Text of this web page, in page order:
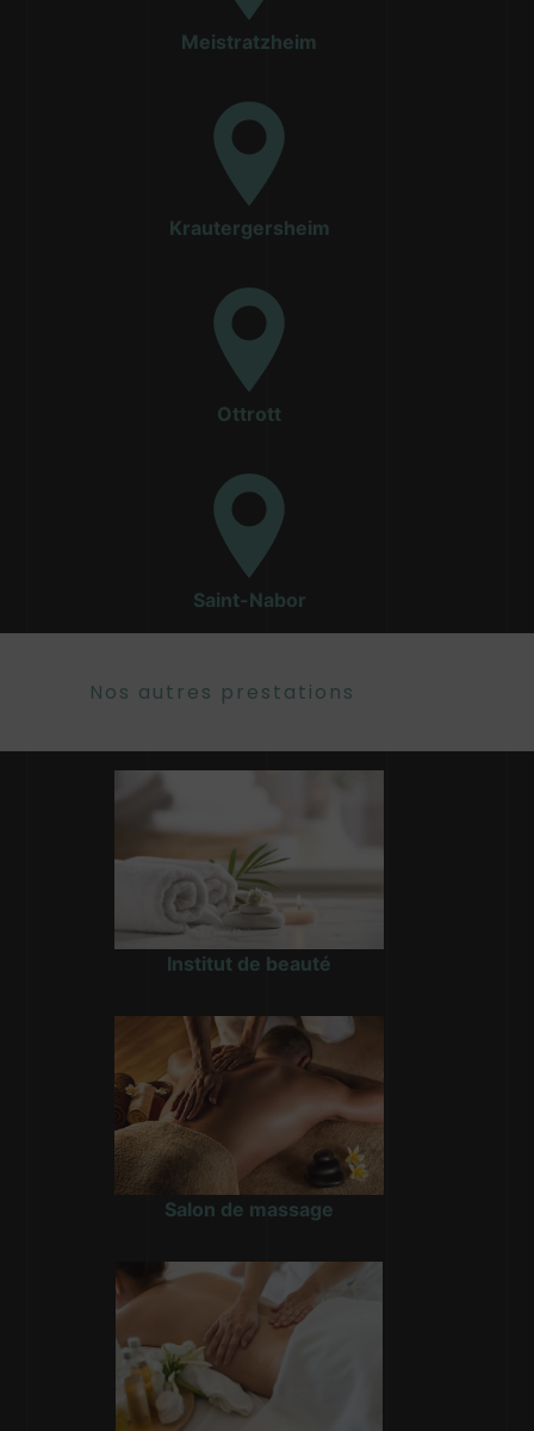
Meistratzheim
Krautergersheim
Ottrott
Saint-Nabor
Nos autres prestations
Institut de beauté
Salon de massage